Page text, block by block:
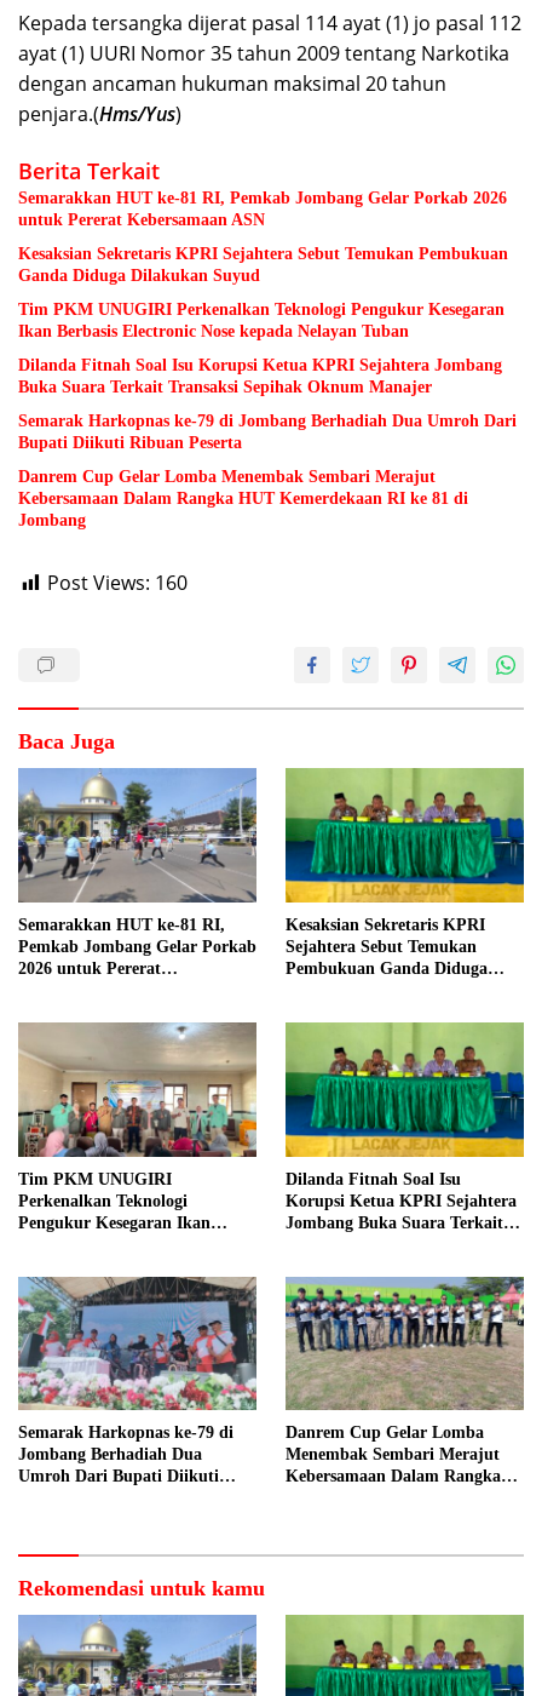
Kepada tersangka dijerat pasal 114 ayat (1) jo pasal 112
ayat (1) UURI Nomor 35 tahun 2009 tentang Narkotika
dengan ancaman hukuman maksimal 20 tahun
penjara.(Hms/Yus)
Berita Terkait
Semarakkan HUT ke-81 RI, Pemkab Jombang Gelar Porkab 2026
untuk Pererat Kebersamaan ASN
Kesaksian Sekretaris KPRI Sejahtera Sebut Temukan Pembukuan
Ganda Diduga Dilakukan Suyud
Tim PKM UNUGIRI Perkenalkan Teknologi Pengukur Kesegaran
Ikan Berbasis Electronic Nose kepada Nelayan Tuban
Dilanda Fitnah Soal Isu Korupsi Ketua KPRI Sejahtera Jombang
Buka Suara Terkait Transaksi Sepihak Oknum Manajer
Semarak Harkopnas ke-79 di Jombang Berhadiah Dua Umroh Dari
Bupati Diikuti Ribuan Peserta
Danrem Cup Gelar Lomba Menembak Sembari Merajut
Kebersamaan Dalam Rangka HUT Kemerdekaan RI ke 81 di
Jombang
Post Views: 160
Baca Juga
Semarakkan HUT ke-81 RI,
Pemkab Jombang Gelar Porkab
2026 untuk Pererat
Kesaksian Sekretaris KPRI
Sejahtera Sebut Temukan
Pembukuan Ganda Diduga
Tim PKM UNUGIRI
Perkenalkan Teknologi
Pengukur Kesegaran Ikan
Dilanda Fitnah Soal Isu
Korupsi Ketua KPRI Sejahtera
Jombang Buka Suara Terkait
Semarak Harkopnas ke-79 di
Jombang Berhadiah Dua
Umroh Dari Bupati Diikuti
Danrem Cup Gelar Lomba
Menembak Sembari Merajut
Kebersamaan Dalam Rangka
Rekomendasi untuk kamu